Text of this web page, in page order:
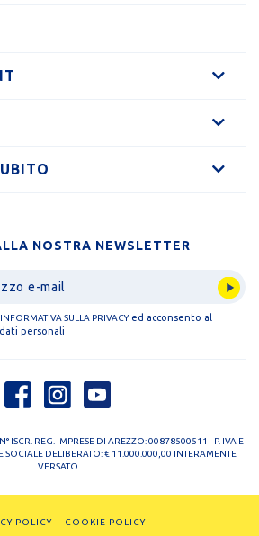
NOSTRA NEWSLETTER
INFORMATIVA SULLA PRIVACYed acconsento al
personali
ISCR. REG. IMPRESE DI AREZZO: 00878500511 - P. IVA E
SOCIALE DELIBERATO: € 11.000.000,00 INTERAMENTE
VERSATO
POLICY COOKIE POLICY